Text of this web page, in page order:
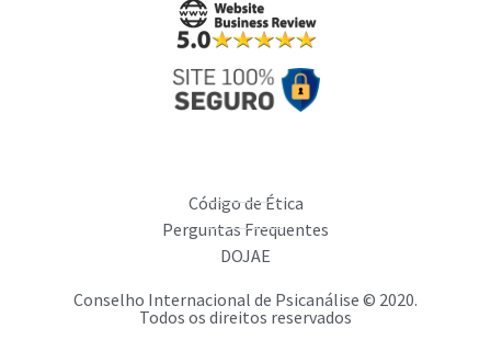
Código de Ética
Perguntas Frequentes
DOJAE
Conselho Internacional de Psicanálise © 2020.
Todos os direitos reservados